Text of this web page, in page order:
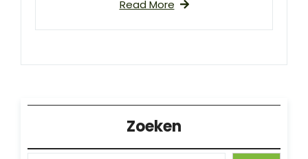
Read More
Zoeken